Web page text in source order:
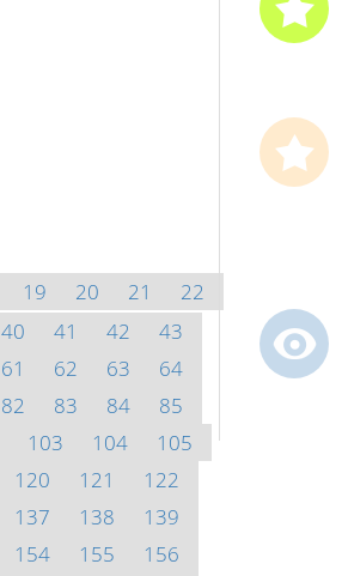
19 20 21
22
40 41 42
43
61 62 63
64
82 83 84
85
103 104
105
120 121
122
137 138
139
154 155
156